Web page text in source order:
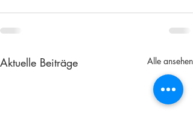
Aktuelle Beiträge Alle ansehen